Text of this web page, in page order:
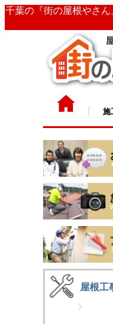
千葉の『街の屋根やさ
施
屋根工